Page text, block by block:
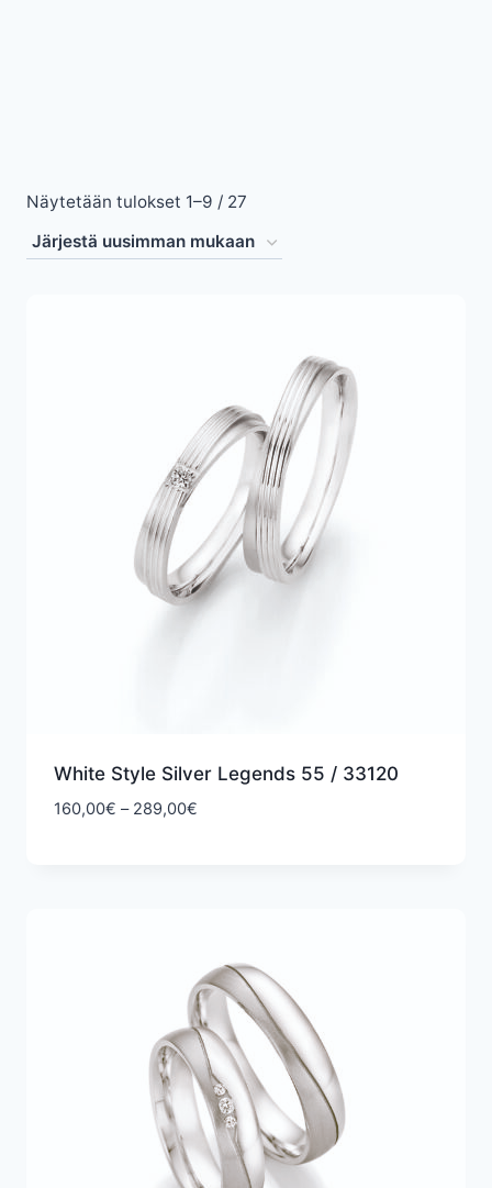
Näytetään tulokset 1–9 / 27
by
latest
White Style Silver Legends 55 / 33120
160,00€ – 289,00€Hintaluokka: